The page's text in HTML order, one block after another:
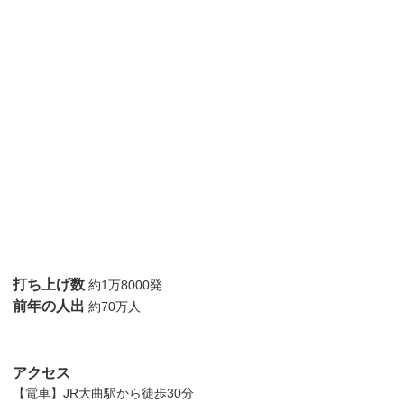
打ち上げ数 約1万8000発
前年の人出 約70万人
アクセス
【電車】JR大曲駅から徒歩30分